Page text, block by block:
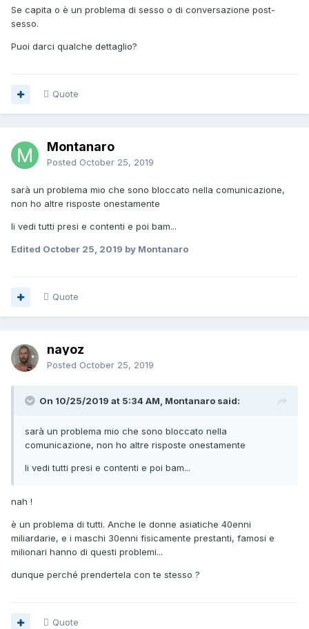
Se capita o è un problema di sesso o di conversazione post-
sesso.
Puoi darci qualche dettaglio?
Quote
Montanaro
Posted October 25, 2019
sarà un problema mio che sono bloccato nella comunicazione,
non ho altre risposte onestamente
li vedi tutti presi e contenti e poi bam...
Edited October 25, 2019 by Montanaro
Quote
nayoz
Posted October 25, 2019
On 10/25/2019 at 5:34 AM, Montanaro said:
sarà un problema mio che sono bloccato nella
comunicazione, non ho altre risposte onestamente
li vedi tutti presi e contenti e poi bam...
nah !
è un problema di tutti. Anche le donne asiatiche 40enni
miliardarie, e i maschi 30enni fisicamente prestanti, famosi e
milionari hanno di questi problemi...
dunque perché prendertela con te stesso ?
Quote